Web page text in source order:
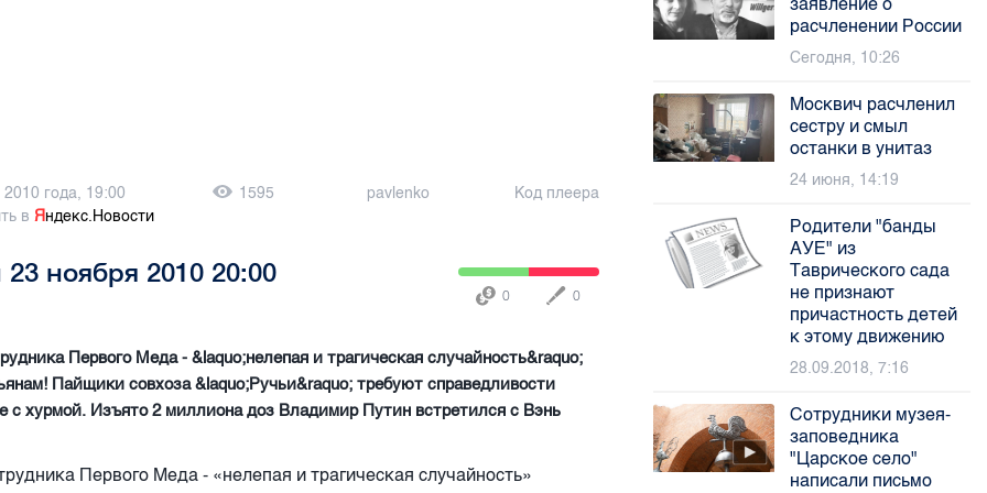
года, 19:00 1595 pavlenko
Код плеера
вЯндекс.Новости
ноября 2010 20:00
0 0
Первого Меда - &laquo;нелепая и трагическая случайность&raquo;
Пайщики совхоза &laquo;Ручьи&raquo; требуют справедливости
с хурмой. Изъято 2 миллиона доз Владимир Путин встретился с Вэнь
Первого Меда - «нелепая и трагическая случайность»
расчленении России
Сегодня, 10:26
Москвич расчленил
сестру и смыл
останки в унитаз
24 июня, 14:19
Родители "банды
АУЕ" из
Таврического сада
не признают
причастность детей
к этому движению
28.09.2018, 7:16
Сотрудники музея-
заповедника
"Царское село"
написали письмо